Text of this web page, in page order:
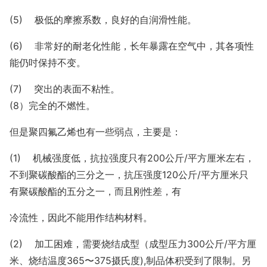
(5) 极低的摩擦系数，良好的自润滑性能。
(6) 非常好的耐老化性能，长年暴露在空气中，其各项性
能仍吋保持不变。
(7) 突出的表面不粘性。
(8）完全的不燃性。
但是聚四氟乙烯也有一些弱点，主要是：
(1) 机械强度低，抗拉强度只有200公斤/平方厘米左右，
不到聚碳酸酯的三分之一，抗压强度120公斤/平方厘米只
有聚碳酸酯的五分之一，而且刚性差，有
冷流性，因此不能用作结构材料。
(2) 加工困难，需要烧结成型（成型压力300公斤/平方厘
米、烧结温度365〜375摄氏度),制品体积受到了限制。另